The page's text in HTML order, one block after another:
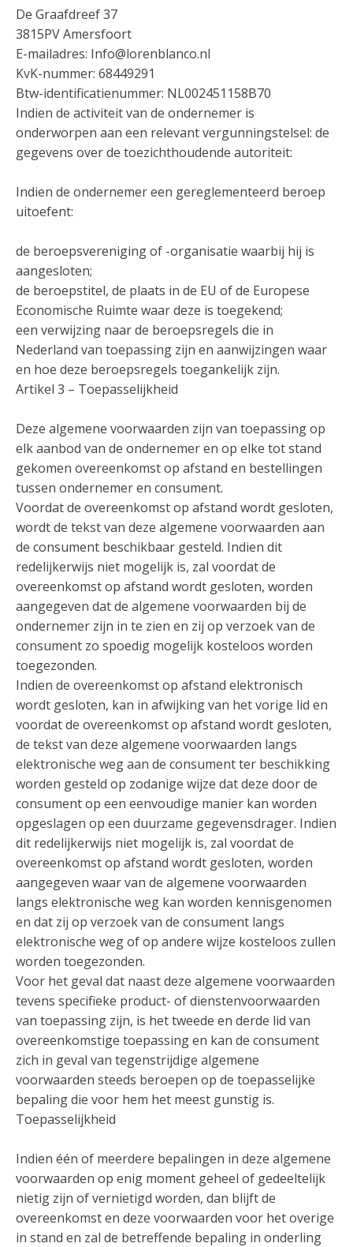
De Graafdreef 37
3815PV Amersfoort
E-mailadres: Info@lorenblanco.nl
KvK-nummer: 68449291
Btw-identificatienummer: NL002451158B70
Indien de activiteit van de ondernemer is
onderworpen aan een relevant vergunningstelsel: de
gegevens over de toezichthoudende autoriteit:
Indien de ondernemer een gereglementeerd beroep
uitoefent:
de beroepsvereniging of -organisatie waarbij hij is
aangesloten;
de beroepstitel, de plaats in de EU of de Europese
Economische Ruimte waar deze is toegekend;
een verwijzing naar de beroepsregels die in
Nederland van toepassing zijn en aanwijzingen waar
en hoe deze beroepsregels toegankelijk zijn.
Artikel 3 – Toepasselijkheid
Deze algemene voorwaarden zijn van toepassing op
elk aanbod van de ondernemer en op elke tot stand
gekomen overeenkomst op afstand en bestellingen
tussen ondernemer en consument.
Voordat de overeenkomst op afstand wordt gesloten,
wordt de tekst van deze algemene voorwaarden aan
de consument beschikbaar gesteld. Indien dit
redelijkerwijs niet mogelijk is, zal voordat de
overeenkomst op afstand wordt gesloten, worden
aangegeven dat de algemene voorwaarden bij de
ondernemer zijn in te zien en zij op verzoek van de
consument zo spoedig mogelijk kosteloos worden
toegezonden.
Indien de overeenkomst op afstand elektronisch
wordt gesloten, kan in afwijking van het vorige lid en
voordat de overeenkomst op afstand wordt gesloten,
de tekst van deze algemene voorwaarden langs
elektronische weg aan de consument ter beschikking
worden gesteld op zodanige wijze dat deze door de
consument op een eenvoudige manier kan worden
opgeslagen op een duurzame gegevensdrager. Indien
dit redelijkerwijs niet mogelijk is, zal voordat de
overeenkomst op afstand wordt gesloten, worden
aangegeven waar van de algemene voorwaarden
langs elektronische weg kan worden kennisgenomen
en dat zij op verzoek van de consument langs
elektronische weg of op andere wijze kosteloos zullen
worden toegezonden.
Voor het geval dat naast deze algemene voorwaarden
tevens specifieke product- of dienstenvoorwaarden
van toepassing zijn, is het tweede en derde lid van
overeenkomstige toepassing en kan de consument
zich in geval van tegenstrijdige algemene
voorwaarden steeds beroepen op de toepasselijke
bepaling die voor hem het meest gunstig is.
Toepasselijkheid
Indien één of meerdere bepalingen in deze algemene
voorwaarden op enig moment geheel of gedeeltelijk
nietig zijn of vernietigd worden, dan blijft de
overeenkomst en deze voorwaarden voor het overige
in stand en zal de betreffende bepaling in onderling